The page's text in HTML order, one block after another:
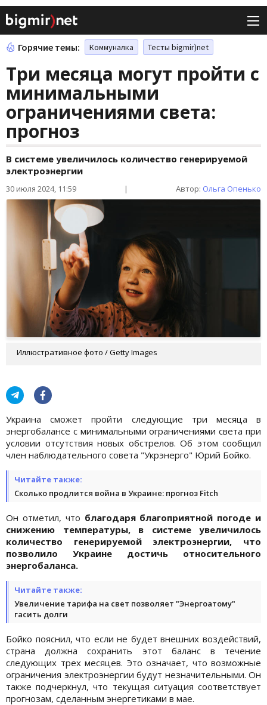
Горячие темы: Коммуналка Тесты bigmir)net
Три месяца могут пройти с
минимальными
ограничениями света:
прогноз
В системе увеличилось количество генерируемой
электроэнергии
30 июля 2024, 11:59 | Автор: Ольга Опенько
Иллюстративное фото / Getty Images
Украина сможет пройти следующие три месяца в
энергобалансе с минимальными ограничениями света при
условии отсутствия новых обстрелов. Об этом сообщил
член наблюдательного совета "Укрэнерго" Юрий Бойко.
Читайте также:
Сколько продлится война в Украине: прогноз Fitch
Он отметил, что благодаря благоприятной погоде и
снижению температуры, в системе увеличилось
количество генерируемой электроэнергии, что
позволило Украине достичь относительного
энергобаланса.
Читайте также:
Увеличение тарифа на свет позволяет "Энергоатому"
гасить долги
Бойко пояснил, что если не будет внешних воздействий,
страна должна сохранить этот баланс в течение
следующих трех месяцев. Это означает, что возможные
ограничения электроэнергии будут незначительными. Он
также подчеркнул, что текущая ситуация соответствует
прогнозам, сделанным энергетиками в мае.